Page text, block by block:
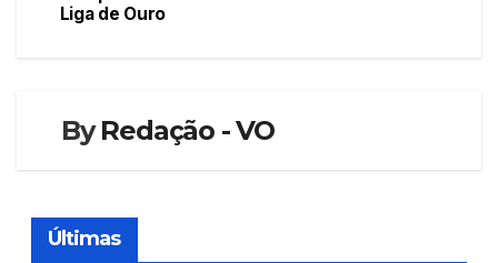
de
Liga de Ouro
ByRedação - VO
Últimas